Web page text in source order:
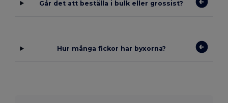
Går det att beställa i bulk eller grossist?
Hur många fickor har byxorna?